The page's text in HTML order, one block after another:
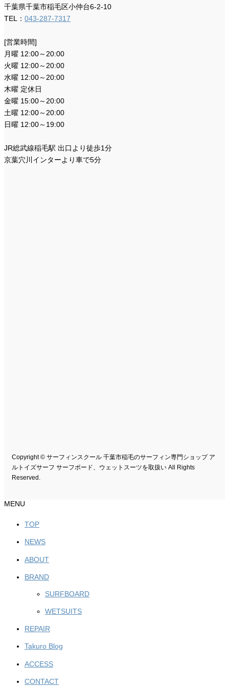
千葉県千葉市稲毛区小仲台6-2-10
TEL： 043-287-7317
[営業時間]
月曜 12:00～20:00
火曜 12:00～20:00
水曜 12:00～20:00
木曜 定休日
金曜 15:00～20:00
土曜 12:00～20:00
日曜 12:00～19:00
JR総武線稲毛駅 出口より徒歩1分
京葉穴川インターより車で5分
Copyright © サーフィンスクール 千葉市稲毛のサーフィン専門ショップ ア
ルトイズサーフ サーフボード、ウェットスーツを取扱い All Rights
Reserved.
MENU
TOP
NEWS
ABOUT
BRAND
SURFBOARD
WETSUITS
REPAIR
Takuro Blog
ACCESS
CONTACT